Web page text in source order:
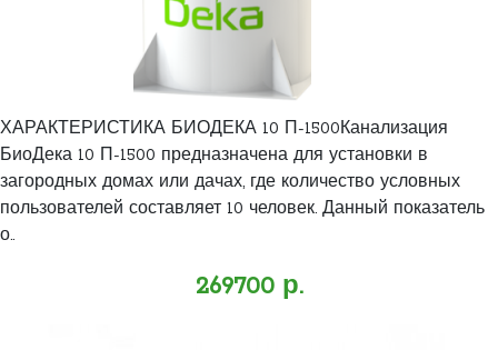
ХАРАКТЕРИСТИКА БИОДЕКА 10 П-1500Канализация
БиоДека 10 П-1500 предназначена для установки в
загородных домах или дачах, где количество условных
пользователей составляет 10 человек. Данный показатель
о..
269700 р.